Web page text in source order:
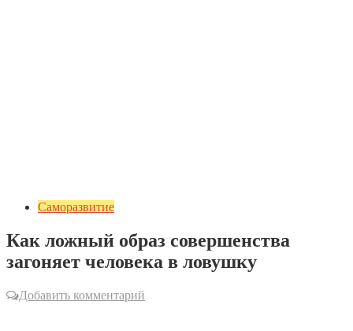
Саморазвитие
Как ложный образ совершенства
загоняет человека в ловушку
Добавить комментарий